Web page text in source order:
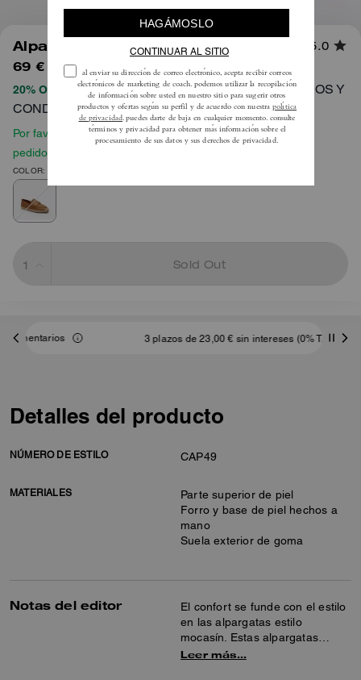
Alpargata Loafer 5.0
69 € 225 €
20% OFF APLICADO AL PROCESAR EL PAGOTÉRMINOS Y
CONDICIONES COMPLETOS AQUÍ
Por favor, consulta nuestra guía de tallas antes de hacer tu
pedido
COLOR: Miel Marrón
Sold Out
3 plazos de 23,00 € sin intereses (0% TAE) con
Detalles del producto
NÚMERO DE ESTILO CAP49
MATERIALES
Parte superior de piel
Forro y base de piel hechos a
mano
Suela exterior de goma
Notas del editor
El confort se funde con el estilo
en las alpargatas estilo
mocasín. Estas alpargatas
mocasín de piel para mujer,
Leer más…